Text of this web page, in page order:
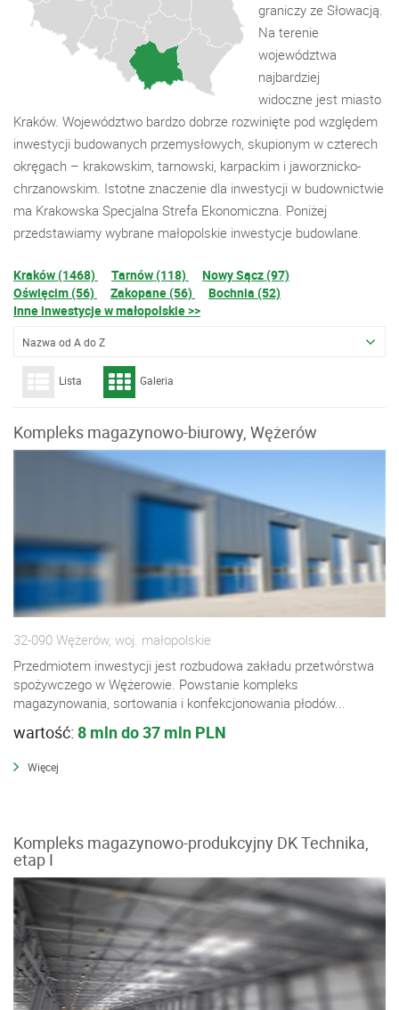
graniczy ze Słowacją.
Na terenie
województwa
najbardziej
widoczne jest miasto
Kraków. Województwo bardzo dobrze rozwinięte pod względem
inwestycji budowanych przemysłowych, skupionym w czterech
okręgach – krakowskim, tarnowski, karpackim i jaworznicko-
chrzanowskim. Istotne znaczenie dla inwestycji w budownictwie
ma Krakowska Specjalna Strefa Ekonomiczna. Poniżej
przedstawiamy wybrane małopolskie inwestycje budowlane.
Kraków (1468) Tarnów (118)
Nowy Sącz (97)
Oświęcim (56)
Zakopane (56)
Bochnia (52)
Inne inwestycje w małopolskie >>
Nazwa od A do Z
Lista Galeria
Kompleks magazynowo-biurowy, Wężerów
32-090 Wężerów, woj. małopolskie
Przedmiotem inwestycji jest rozbudowa zakładu przetwórstwa
spożywczego w Wężerowie. Powstanie kompleks
magazynowania, sortowania i konfekcjonowania płodów...
wartość: 8 mln do 37 mln PLN
Więcej
Kompleks magazynowo-produkcyjny DK Technika,
etap I